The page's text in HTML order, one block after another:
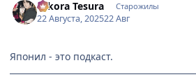
Nikora Tesura Старожилы
22 Августа, 202522 Авг
Японил - это подкаст.